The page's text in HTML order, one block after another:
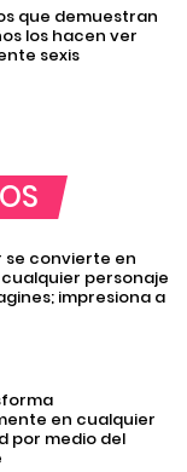
que demuestran
los hacen ver
sexis
se convierte en
personaje
impresiona a
en cualquier
por medio del